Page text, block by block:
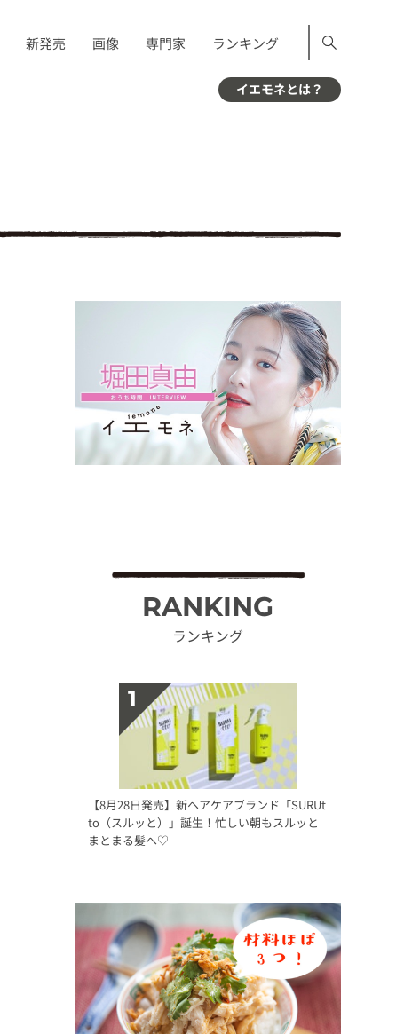
新発売 画像 専門家 ランキング
イエモネとは？
RANKING
ランキング
【8月28日発売】新ヘアケアブランド「SURUt
to（スルッと）」誕生！忙しい朝もスルッと
まとまる髪へ♡